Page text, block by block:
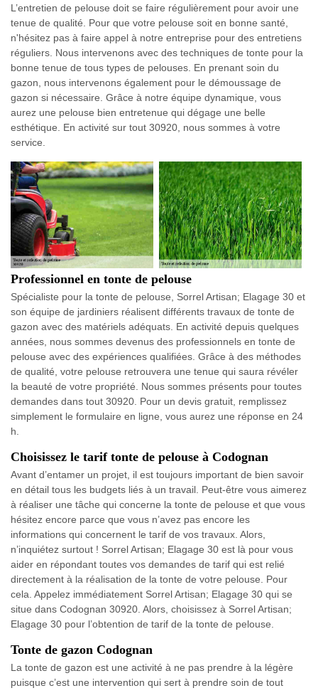
L’entretien de pelouse doit se faire régulièrement pour avoir une
tenue de qualité. Pour que votre pelouse soit en bonne santé,
n'hésitez pas à faire appel à notre entreprise pour des entretiens
réguliers. Nous intervenons avec des techniques de tonte pour la
bonne tenue de tous types de pelouses. En prenant soin du
gazon, nous intervenons également pour le démoussage de
gazon si nécessaire. Grâce à notre équipe dynamique, vous
aurez une pelouse bien entretenue qui dégage une belle
esthétique. En activité sur tout 30920, nous sommes à votre
service.
Professionnel en tonte de pelouse
Spécialiste pour la tonte de pelouse, Sorrel Artisan; Elagage 30 et
son équipe de jardiniers réalisent différents travaux de tonte de
gazon avec des matériels adéquats. En activité depuis quelques
années, nous sommes devenus des professionnels en tonte de
pelouse avec des expériences qualifiées. Grâce à des méthodes
de qualité, votre pelouse retrouvera une tenue qui saura révéler
la beauté de votre propriété. Nous sommes présents pour toutes
demandes dans tout 30920. Pour un devis gratuit, remplissez
simplement le formulaire en ligne, vous aurez une réponse en 24
h.
Choisissez le tarif tonte de pelouse à Codognan
Avant d’entamer un projet, il est toujours important de bien savoir
en détail tous les budgets liés à un travail. Peut-être vous aimerez
à réaliser une tâche qui concerne la tonte de pelouse et que vous
hésitez encore parce que vous n’avez pas encore les
informations qui concernent le tarif de vos travaux. Alors,
n’inquiétez surtout ! Sorrel Artisan; Elagage 30 est là pour vous
aider en répondant toutes vos demandes de tarif qui est relié
directement à la réalisation de la tonte de votre pelouse. Pour
cela. Appelez immédiatement Sorrel Artisan; Elagage 30 qui se
situe dans Codognan 30920. Alors, choisissez à Sorrel Artisan;
Elagage 30 pour l’obtention de tarif de la tonte de pelouse.
Tonte de gazon Codognan
La tonte de gazon est une activité à ne pas prendre à la légère
puisque c’est une intervention qui sert à prendre soin de tout